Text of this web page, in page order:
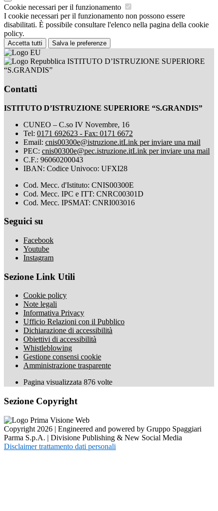
Cookie necessari per il funzionamento
I cookie necessari per il funzionamento non possono essere
disabilitati. È possibile consultare l'elenco nella pagina della cookie
policy.
Accetta tutti Salva le preferenze
ISTITUTO D’ISTRUZIONE SUPERIORE
“S.GRANDIS”
Contatti
ISTITUTO D’ISTRUZIONE SUPERIORE “S.GRANDIS”
CUNEO – C.so IV Novembre, 16
Tel: 0171 692623 - Fax: 0171 6672
Email: cnis00300e@istruzione.itLink per inviare una mail
PEC: cnis00300e@pec.istruzione.itLink per inviare una mail
C.F.: 96060200043
IBAN: Codice Univoco: UFXI28
Cod. Mecc. d'Istituto: CNIS00300E
Cod. Mecc. IPC e ITT: CNRC00301D
Cod. Mecc. IPSMAT: CNRI003016
Seguici su
Facebook
Youtube
Instagram
Sezione Link Utili
Cookie policy
Note legali
Informativa Privacy
Ufficio Relazioni con il Pubblico
Dichiarazione di accessibilità
Obiettivi di accessibilità
Whistleblowing
Gestione consensi cookie
Amministrazione trasparente
Pagina visualizzata 876 volte
Sezione Copyright
Copyright 2026 | Engineered and powered by Gruppo Spaggiari
Parma S.p.A. | Divisione Publishing & New Social Media
Disclaimer trattamento dati personali